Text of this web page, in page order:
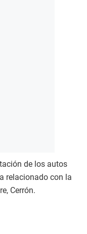
de los autos
relacionado con la
Cerrón.